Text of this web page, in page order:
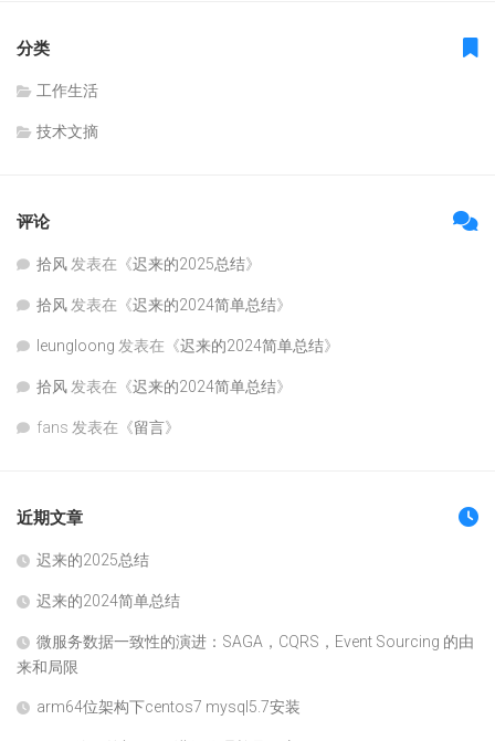
分类
工作生活
技术文摘
评论
拾风 发表在《迟来的2025总结》
拾风 发表在《迟来的2024简单总结》
leungloong 发表在《迟来的2024简单总结》
拾风 发表在《迟来的2024简单总结》
fans 发表在《留言》
近期文章
迟来的2025总结
迟来的2024简单总结
微服务数据一致性的演进：SAGA，CQRS，Event Sourcing 的由
来和局限
arm64位架构下centos7 mysql5.7安装